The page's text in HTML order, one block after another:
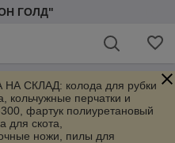
ГОЛД"
СКЛАД: колода для рубки
кольчужные перчатки и
фартук полиуретановый
для скота,
ножи, пилы для